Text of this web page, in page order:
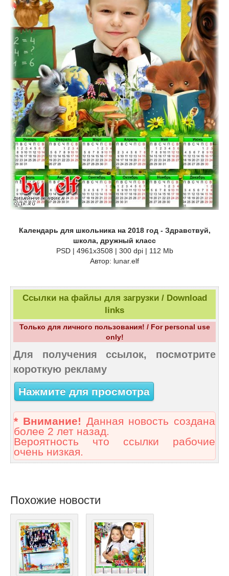
Календарь для школьника на 2018 год - Здравствуй,
школа, дружный класс
PSD | 4961х3508 | 300 dpi | 112 Mb
Автор: lunar.elf
Ссылки на файлы для загрузки / Download
links
Только для личного пользования! / For personal use
only!
Для получения ссылок, посмотрите
короткую рекламу
Нажмите для просмотра
* Внимание! Данная новость создана
более 2 лет назад.
Вероятность что ссылки рабочие
очень низкая.
Похожие новости